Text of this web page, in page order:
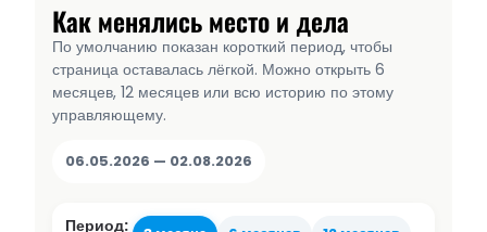
Как менялись место и дела
По умолчанию показан короткий период, чтобы
страница оставалась лёгкой. Можно открыть 6
месяцев, 12 месяцев или всю историю по этому
управляющему.
06.05.2026 — 02.08.2026
Период: